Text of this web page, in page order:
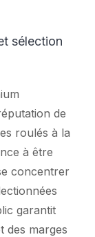
sélection
de
roulés à la
à être
concentrer
garantit
des marges